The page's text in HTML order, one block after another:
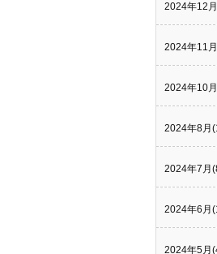
2024年12
2024年11
2024年10
2024年8月
2024年7月
2024年6月
2024年5月